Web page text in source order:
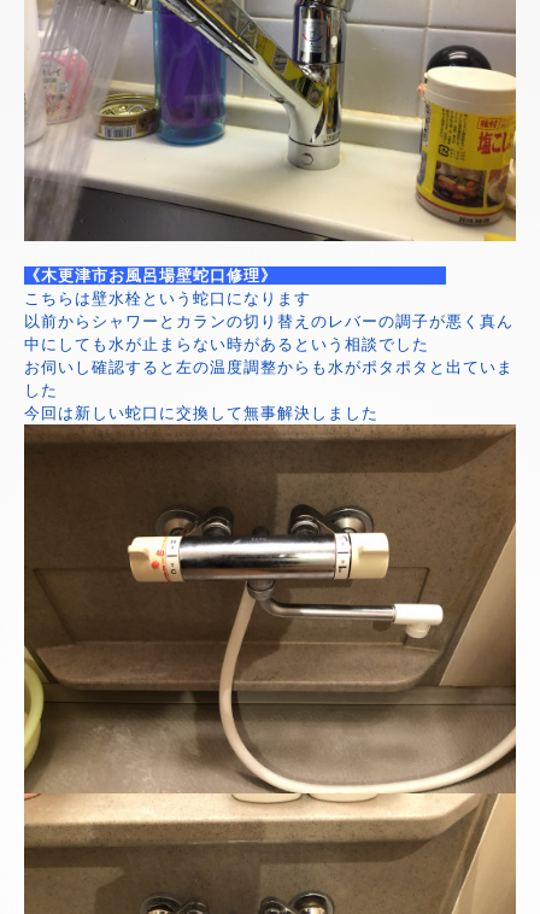
《木更津市お風呂場壁蛇口修理》
こちらは壁水栓という蛇口になります
以前からシャワーとカランの切り替えのレバーの調子が悪く真ん
中にしても水が止まらない時があるという相談でした
お伺いし確認すると左の温度調整からも水がポタポタと出ていま
した
今回は新しい蛇口に交換して無事解決しました